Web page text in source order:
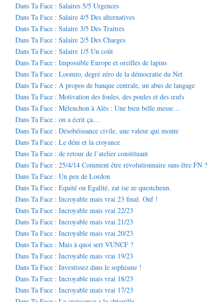
Dans Ta Face : Salaires 5/5 Urgences
Dans Ta Face : Salaire 4/5 Des alternatives
Dans Ta Face : Salaire 3/5 Des Traitres
Dans Ta Face : Salaire 2/5 Des Charges
Dans Ta Face : Salaire 1/5 Un coût
Dans Ta Face : Impossible Europe et oreilles de lapins
Dans Ta Face : Loomio, degré zéro de la démocratie du Net
Dans Ta Face : A propos de banque centrale, un abus de langage
Dans Ta Face : Motivation des foules, des poules et des œufs
Dans Ta Face : Mélenchon à Alès : Une bien belle messe…
Dans Ta Face : on a écrit ça…
Dans Ta Face : Désobéissance civile, une valeur qui monte
Dans Ta Face : Le déni et la croyance
Dans Ta Face : de retour de l’atelier constituant
Dans Ta Face : 25/4/14 Comment être révolutionnaire sans être FN ?
Dans Ta Face : Un peu de Lordon
Dans Ta Face : Equité ou Egalité, zat ise ze questcheun.
Dans Ta Face : Incroyable mais vrai 23 final. Ouf !
Dans Ta Face : Incroyable mais vrai 22/23
Dans Ta Face : Incroyable mais vrai 21/23
Dans Ta Face : Incroyable mais vrai 20/23
Dans Ta Face : Mais à quoi sert VUNCF ?
Dans Ta Face : Incroyable mais vrai 19/23
Dans Ta Face : Investissez dans le sophisme !
Dans Ta Face : Incroyable mais vrai 18/23
Dans Ta Face : Incroyable mais vrai 17/23